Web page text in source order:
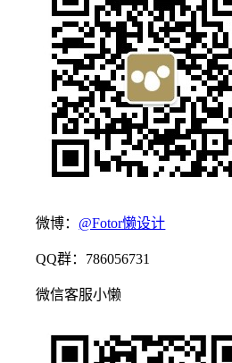
微博： @Fotor懒设计
QQ群：786056731
微信客服小懒